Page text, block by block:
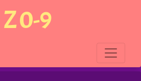
Z0-9